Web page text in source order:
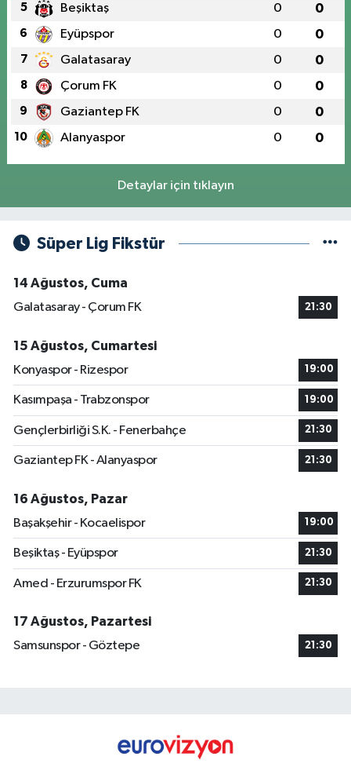
5 Beşiktaş 0 0
6 Eyüpspor 0 0
7 Galatasaray 0 0
8 Çorum FK 0 0
9 Gaziantep FK 0 0
10 Alanyaspor 0 0
Detaylar için tıklayın
Süper Lig Fikstür
14 Ağustos, Cuma
Galatasaray - Çorum FK
21:30
15 Ağustos, Cumartesi
Konyaspor - Rizespor
19:00
Kasımpaşa - Trabzonspor 19:00
Gençlerbirliği S.K. - Fenerbahçe 21:30
Gaziantep FK - Alanyaspor 21:30
16 Ağustos, Pazar
Başakşehir - Kocaelispor
19:00
Beşiktaş - Eyüpspor 21:30
Amed - Erzurumspor FK 21:30
17 Ağustos, Pazartesi
Samsunspor - Göztepe
21:30